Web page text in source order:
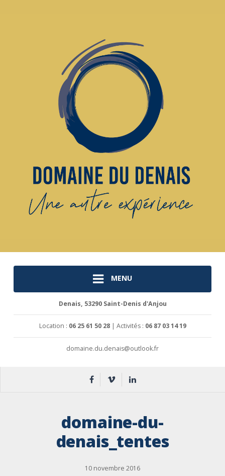
MENU
Denais, 53290 Saint-Denis d'Anjou
Location : 06 25 61 50 28| Activités : 06 87 03 14 19
domaine.du.denais@outlook.fr
domaine-du-
denais_tentes
10 novembre 2016